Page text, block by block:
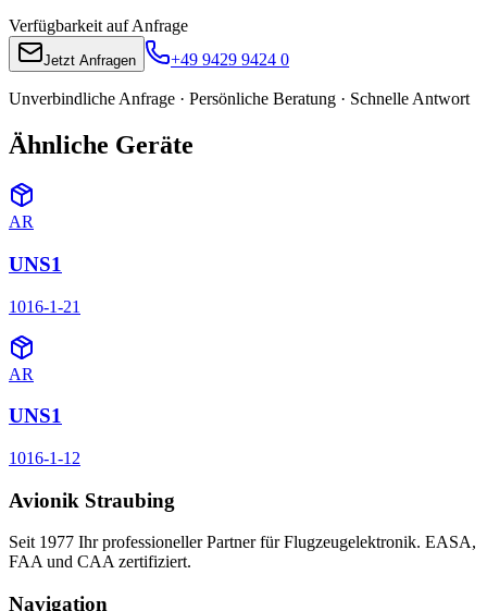
Verfügbarkeit auf Anfrage
Jetzt Anfragen +49 9429 9424 0
Unverbindliche Anfrage · Persönliche Beratung · Schnelle Antwort
Ähnliche Geräte
AR
UNS1
1016-1-21
AR
UNS1
1016-1-12
Avionik Straubing
Seit 1977 Ihr professioneller Partner für Flugzeugelektronik. EASA,
FAA und CAA zertifiziert.
Navigation